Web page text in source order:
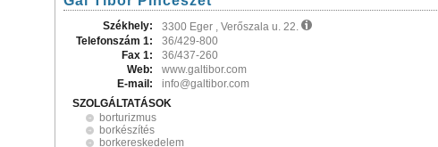
Székhely:
3300 Eger , Verőszala u. 22.
Telefonszám 1:
36/429-800
Fax 1:
36/437-260
Web:
www.galtibor.com
E-mail:
info@galtibor.com
SZOLGÁLTATÁSOK
borturizmus
borkészítés
borkereskedelem